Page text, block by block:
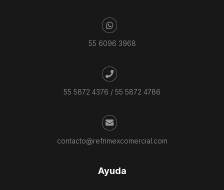
55 6096 3968
55 5872 4376 / 55 5872 4786
contacto@refrimexcomercial.com
Ayuda